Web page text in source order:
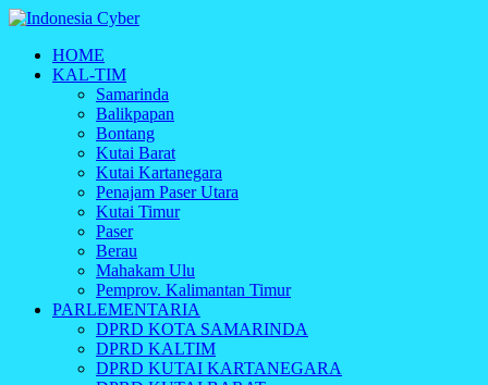
Indonesia Cyber
Media Cetak, Online & Streaming
HOME
KAL-TIM
Samarinda
Balikpapan
Bontang
Kutai Barat
Kutai Kartanegara
Penajam Paser Utara
Kutai Timur
Paser
Berau
Mahakam Ulu
Pemprov. Kalimantan Timur
PARLEMENTARIA
DPRD KOTA SAMARINDA
DPRD KALTIM
DPRD KUTAI KARTANEGARA